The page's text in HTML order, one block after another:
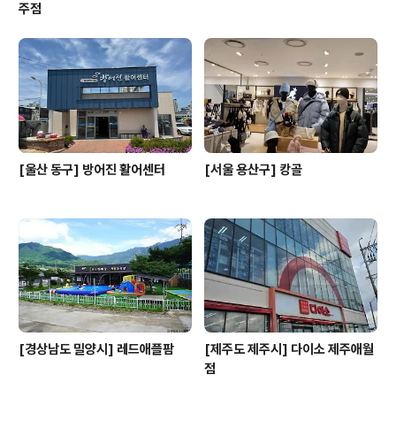
주점
[울산 동구] 방어진 활어센터 [서울 용산구] 캉골
[경상남도 밀양시] 레드애플팜
[제주도 제주시] 다이소 제주애월
점